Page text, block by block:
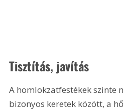
Tisztítás, javítás
A homlokzatfestékek szinte
bizonyos keretek között, a